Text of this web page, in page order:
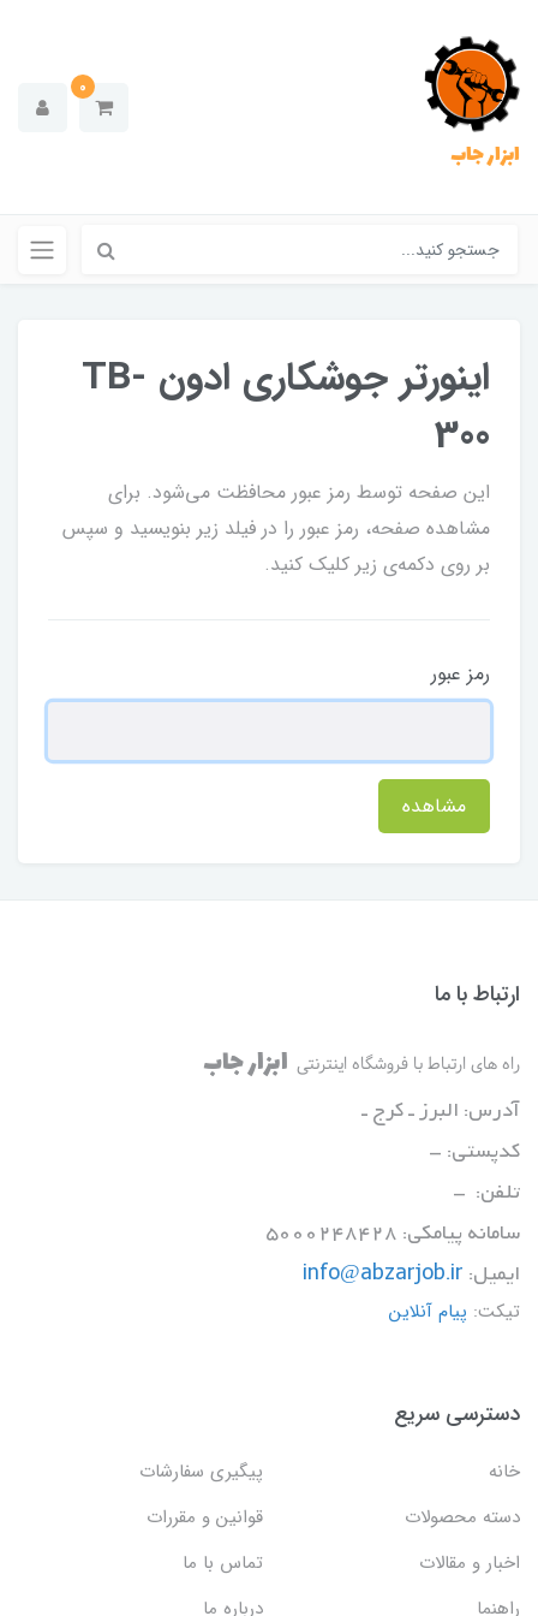
ابزار جاب
0
اینورتر جوشکاری ادون TB-
300
این صفحه توسط رمز عبور محافظت می‌شود. برای
مشاهده صفحه، رمز عبور را در فیلد زیر بنویسید و سپس
بر روی دکمه‌ی زیر کلیک کنید.
رمز عبور
مشاهده
ارتباط با ما
راه های ارتباط با فروشگاه اینترنتی ابزار جاب
آدرس: البرز ـ کرج ـ
کدپستی: -
تلفن: -
سامانه پیامکی: 5000248428
ایمیل: info@abzarjob.ir
تیکت: پیام آنلاین
دسترسی سریع
خانه
پیگیری سفارشات
دسته محصولات
قوانین و مقررات
اخبار و مقالات
تماس با ما
راهنما
درباره ما